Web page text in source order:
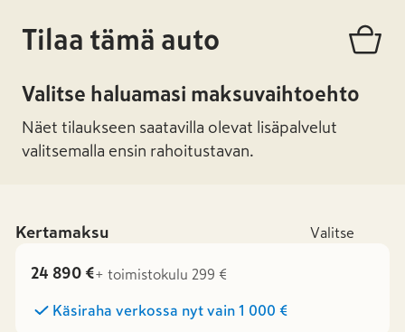
Tilaa tämä auto
Valitse haluamasi maksuvaihtoehto
Näet tilaukseen saatavilla olevat lisäpalvelut
valitsemalla ensin rahoitustavan.
Kertamaksu Valitse
24 890 €+ toimistokulu 299 €
Käsiraha verkossa nyt vain 1 000 €